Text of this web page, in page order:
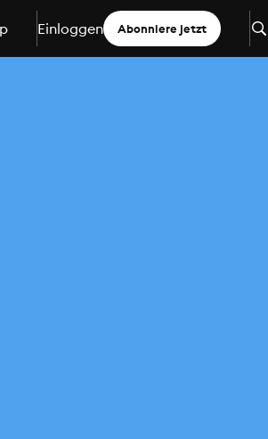
Einloggen Abonniere jetzt